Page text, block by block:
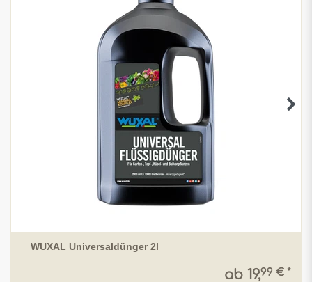
WUXAL Universaldünger 2l
ab 19,99 € *